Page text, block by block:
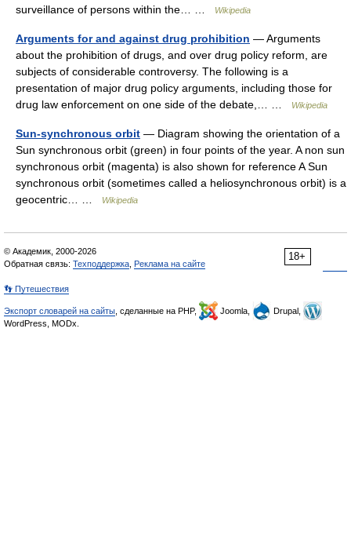
surveillance of persons within the… …
Wikipedia
Arguments for and against drug prohibition — Arguments
about the prohibition of drugs, and over drug policy reform, are
subjects of considerable controversy. The following is a
presentation of major drug policy arguments, including those for
drug law enforcement on one side of the debate,… …
Wikipedia
Sun-synchronous orbit — Diagram showing the orientation of a
Sun synchronous orbit (green) in four points of the year. A non sun
synchronous orbit (magenta) is also shown for reference A Sun
synchronous orbit (sometimes called a heliosynchronous orbit) is a
geocentric… …
Wikipedia
18+
© Академик, 2000-2026
Обратная связь: Техподдержка Реклама на сайте
👣 Путешествия
Экспорт словарей на сайты , сделанные на PHP, Joomla,
Drupal,
WordPress, MODx.